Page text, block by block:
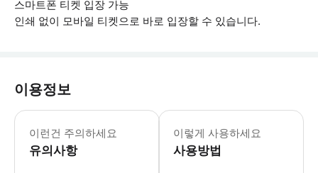
스마트폰 티켓 입장 가능
인쇄 없이 모바일 티켓으로 바로 입장할 수 있습니다.
이용정보
이런건 주의하세요
유의사항
▶ 꼭 알아두세요 * 이 투어는 스페인
이렇게 사용하세요
사용방법